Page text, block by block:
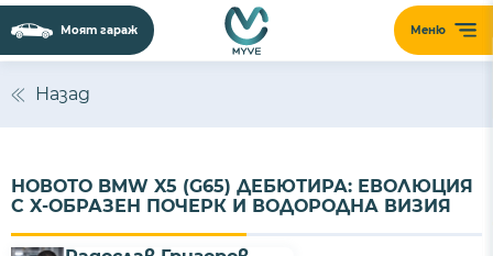
Меню
Моят гараж
Назад
НОВОТО BMW X5 (G65) ДЕБЮТИРА: ЕВОЛЮЦИЯ
С X-ОБРАЗЕН ПОЧЕРК И ВОДОРОДНА ВИЗИЯ